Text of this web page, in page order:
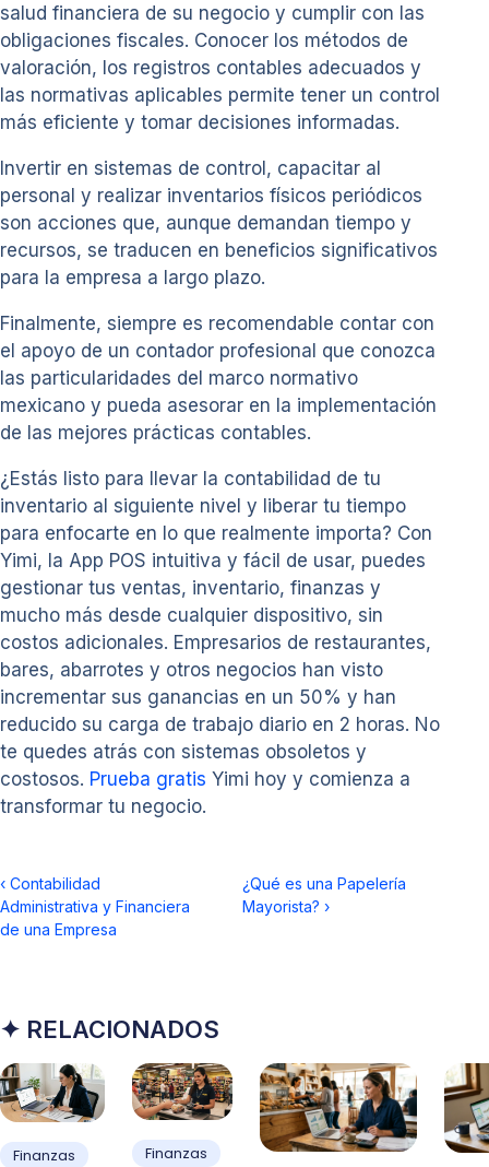
salud financiera de su negocio y cumplir con las
obligaciones fiscales. Conocer los métodos de
valoración, los registros contables adecuados y
las normativas aplicables permite tener un control
más eficiente y tomar decisiones informadas.
Invertir en sistemas de control, capacitar al
personal y realizar inventarios físicos periódicos
son acciones que, aunque demandan tiempo y
recursos, se traducen en beneficios significativos
para la empresa a largo plazo.
Finalmente, siempre es recomendable contar con
el apoyo de un contador profesional que conozca
las particularidades del marco normativo
mexicano y pueda asesorar en la implementación
de las mejores prácticas contables.
¿Estás listo para llevar la contabilidad de tu
inventario al siguiente nivel y liberar tu tiempo
para enfocarte en lo que realmente importa? Con
Yimi, la App POS intuitiva y fácil de usar, puedes
gestionar tus ventas, inventario, finanzas y
mucho más desde cualquier dispositivo, sin
costos adicionales. Empresarios de restaurantes,
bares, abarrotes y otros negocios han visto
incrementar sus ganancias en un 50% y han
reducido su carga de trabajo diario en 2 horas. No
te quedes atrás con sistemas obsoletos y
costosos. Prueba gratis Yimi hoy y comienza a
transformar tu negocio.
‹ Contabilidad
Administrativa y Financiera
de una Empresa
¿Qué es una Papelería
Mayorista? ›
✦ RELACIONADOS
Finanzas Finanzas